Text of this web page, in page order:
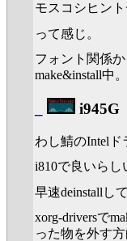
モスコシヒン
って感じ。
フォント関係
make&install中。
i945G
わし鯖のIntelド
i810で良いらし
早速deinstallし
xorg-driversで
った物を外す